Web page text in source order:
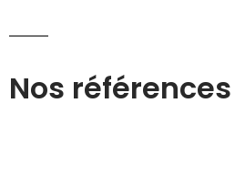
Nos références